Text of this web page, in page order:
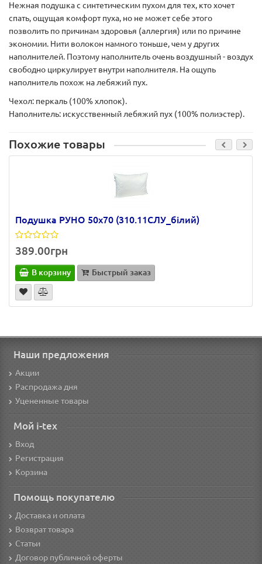
Нежная подушка с синтетическим пухом для тех, кто хочет
спать, ощущая комфорт пуха, но не может себе этого
позволить по причинам здоровья (аллергия) или по причине
экономии. Нити волокон намного тоньше, чем у других
наполнителей. Поэтому наполнитель очень воздушный - воздух
свободно циркулирует внутри наполнителя. На ощупь
наполнитель похож на лебяжий пух.
Чехол: перкаль (100% хлопок).
Наполнитель: искусственный лебяжий пух (100% полиэстер).
Похожие товары
Подушка РУНО 50х70 (310.11СЛУ_білий)
389.00грн
В корзину Быстрый заказ
Наши предложения
Акции
Распродажа дня
Уцененные товары
Мой i-tex
Вход
Регистрация
Корзина
Помощь покупателю
Доставка и оплата
Возврат товара
Статьи
Договор публичной оферты